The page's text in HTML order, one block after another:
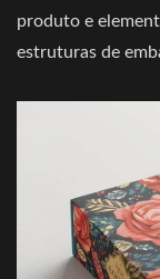
produto e
estruturas de